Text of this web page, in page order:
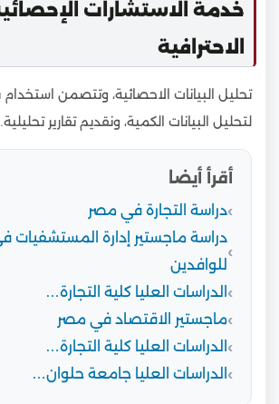
خدمة الاستشارات
الاحترافية
تحليل البيانات الاحصائية، وتتصمن
لتحليل البيانات الكمية، ونقديم تقارير تحليلية.
أقرأ أيضا
دراسة التجارة في مصر
دراسة ماجستير إدارة المستشفيات
للوافدين
الدراسات العليا كلية التجارة…
ماجستير الاقتصاد في مصر
الدراسات العليا كلية التجارة…
الدراسات العليا جامعة حلوان…